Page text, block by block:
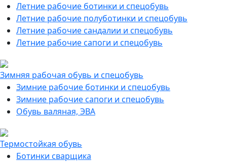
Летние рабочие ботинки и спецобувь
Летние рабочие полуботинки и спецобувь
Летние рабочие сандалии и спецобувь
Летние рабочие сапоги и спецобувь
Зимняя рабочая обувь и спецобувь
Зимние рабочие ботинки и спецобувь
Зимние рабочие сапоги и спецобувь
Обувь валяная, ЭВА
Термостойкая обувь
Ботинки сварщика